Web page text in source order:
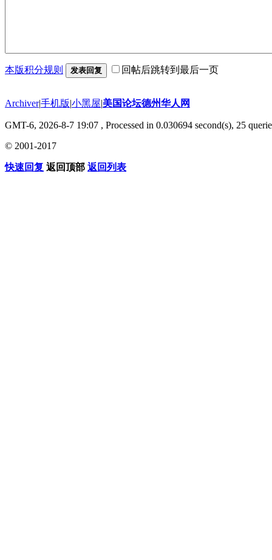
本版积分规则 发表回复 回帖后跳转到最后一页
Archiver|手机版|小黑屋|美国论坛德州华人网
GMT-6, 2026-8-7 19:07 , Processed in 0.030694 second(s), 25
© 2001-2017
快速回复 返回顶部 返回列表